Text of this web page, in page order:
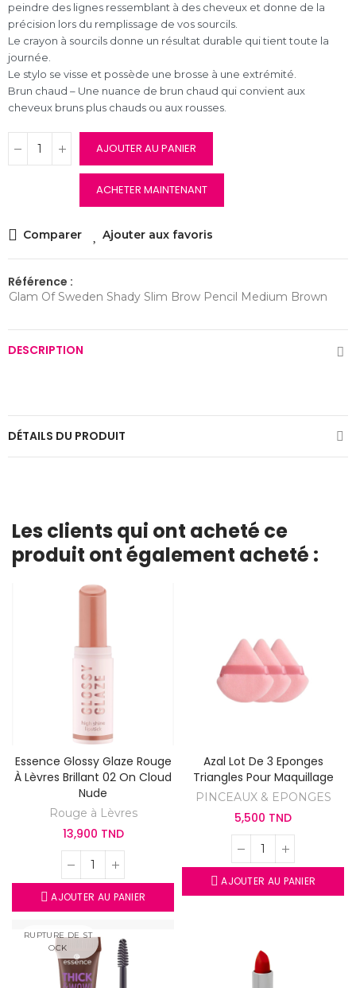
peindre des lignes ressemblant à des cheveux et donne de la
précision lors du remplissage de vos sourcils.
Le crayon à sourcils donne un résultat durable qui tient toute la
journée.
Le stylo se visse et possède une brosse à une extrémité.
Brun chaud – Une nuance de brun chaud qui convient aux
cheveux bruns plus chauds ou aux rousses.
AJOUTER AU PANIER
ACHETER MAINTENANT
Comparer Ajouter aux favoris
Référence :
Glam Of Sweden Shady Slim Brow Pencil Medium Brown
DESCRIPTION
DÉTAILS DU PRODUIT
Les clients qui ont acheté ce
produit ont également acheté :
Essence Glossy Glaze Rouge
À Lèvres Brillant 02 On Cloud
Nude
Rouge à Lèvres
13,900 TND
AJOUTER AU PANIER
Azal Lot De 3 Eponges
Triangles Pour Maquillage
PINCEAUX & EPONGES
5,500 TND
AJOUTER AU PANIER
RUPTURE DE ST
OCK